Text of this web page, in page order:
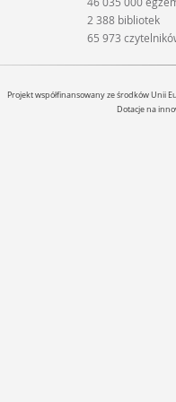
2 388 bibliotek
65 973
Projekt współfinansowany ze środków Unii
Dotacje na